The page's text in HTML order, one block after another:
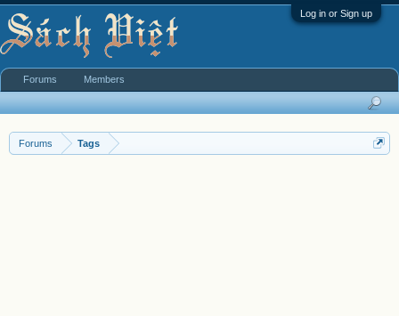
Log in or Sign up
Forums Tags
Forums Members